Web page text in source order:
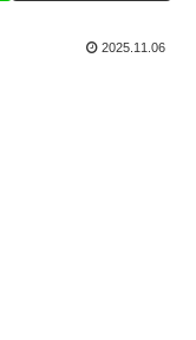
2025.11.06